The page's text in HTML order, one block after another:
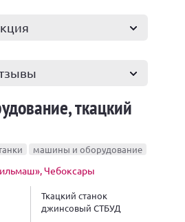
ткацкий
машины и оборудование
Чебоксары
Ткацкий станок
джинсовый СТБУД